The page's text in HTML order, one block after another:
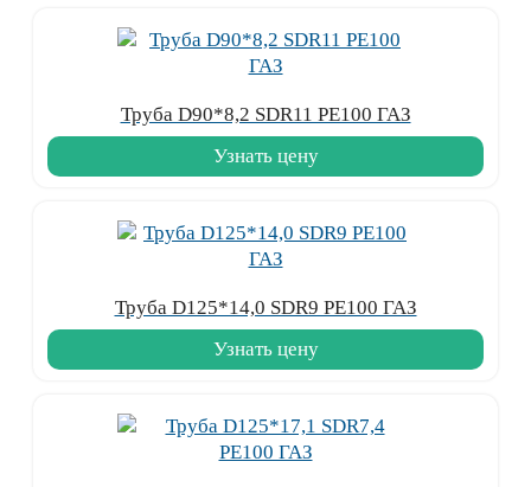
Труба D90*8,2 SDR11 PE100 ГАЗ
Узнать цену
Труба D125*14,0 SDR9 PE100 ГАЗ
Узнать цену